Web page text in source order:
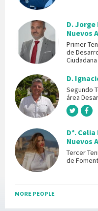
D.
Nuevos
Primer
de
D.
Segundo
área
Dª.
Nuevos
Tercer
de
MORE PEOPLE